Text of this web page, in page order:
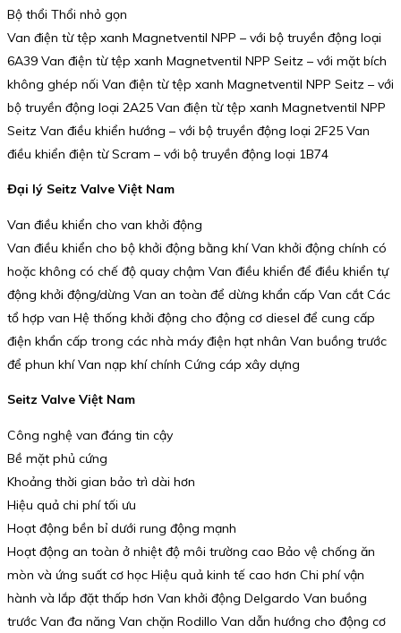
Bộ thổi Thổi nhỏ gọn
Van điện từ tệp xanh Magnetventil NPP – với bộ truyền động loại
6A39 Van điện từ tệp xanh Magnetventil NPP Seitz – với mặt bích
không ghép nối Van điện từ tệp xanh Magnetventil NPP Seitz – với
bộ truyền động loại 2A25 Van điện từ tệp xanh Magnetventil NPP
Seitz Van điều khiển hướng – với bộ truyền động loại 2F25 Van
điều khiển điện từ Scram – với bộ truyền động loại 1B74
Đại lý Seitz Valve Việt Nam
Van điều khiển cho van khởi động
Van điều khiển cho bộ khởi động bằng khí Van khởi động chính có
hoặc không có chế độ quay chậm Van điều khiển để điều khiển tự
động khởi động/dừng Van an toàn để dừng khẩn cấp Van cắt Các
tổ hợp van Hệ thống khởi động cho động cơ diesel để cung cấp
điện khẩn cấp trong các nhà máy điện hạt nhân Van buồng trước
để phun khí Van nạp khí chính Cứng cáp xây dựng
Seitz Valve Việt Nam
Công nghệ van đáng tin cậy
Bề mặt phủ cứng
Khoảng thời gian bảo trì dài hơn
Hiệu quả chi phí tối ưu
Hoạt động bền bỉ dưới rung động mạnh
Hoạt động an toàn ở nhiệt độ môi trường cao Bảo vệ chống ăn
mòn và ứng suất cơ học Hiệu quả kinh tế cao hơn Chi phí vận
hành và lắp đặt thấp hơn Van khởi động Delgardo Van buồng
trước Van đa năng Van chặn Rodillo Van dẫn hướng cho động cơ